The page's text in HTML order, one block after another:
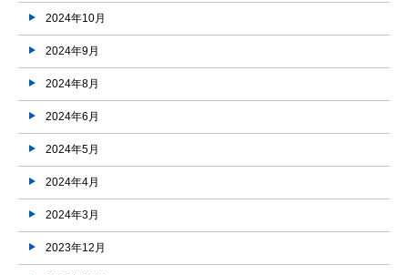
2024年10月
2024年9月
2024年8月
2024年6月
2024年5月
2024年4月
2024年3月
2023年12月